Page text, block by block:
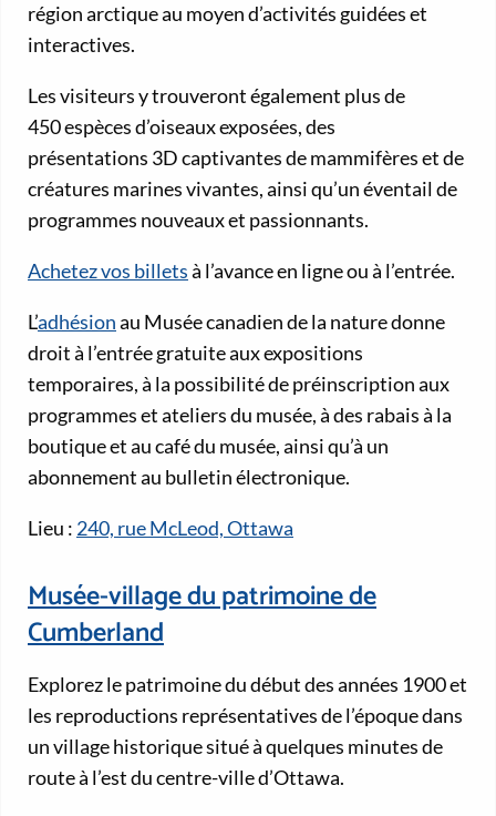
région arctique au moyen d’activités guidées et
interactives.
Les visiteurs y trouveront également plus de
450 espèces d’oiseaux exposées, des
présentations 3D captivantes de mammifères et de
créatures marines vivantes, ainsi qu’un éventail de
programmes nouveaux et passionnants.
Achetez vos billetsà l’avance en ligne ou à l’entrée.
L’adhésionau Musée canadien de la nature donne
droit à l’entrée gratuite aux expositions
temporaires, à la possibilité de préinscription aux
programmes et ateliers du musée, à des rabais à la
boutique et au café du musée, ainsi qu’à un
abonnement au bulletin électronique.
Lieu : 240, rue McLeod, Ottawa
Musée-village du patrimoine de
Cumberland
Explorez le patrimoine du début des années 1900 et
les reproductions représentatives de l’époque dans
un village historique situé à quelques minutes de
route à l’est du centre-ville d’Ottawa.